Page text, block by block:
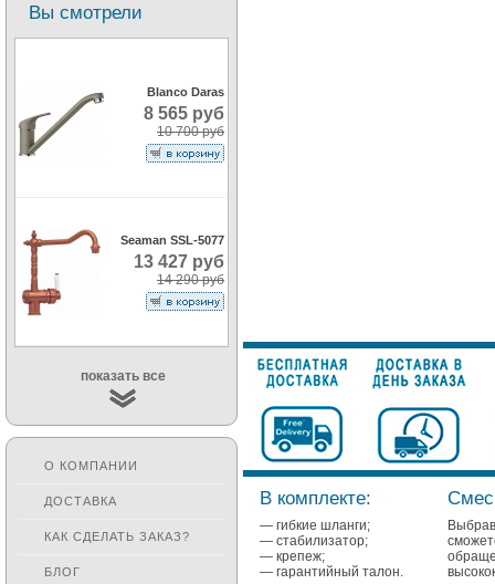
В комплекте:
— гибкие шланги;
— стабилизатор;
— крепеж;
— гарантийный талон.
Вы смотрели
Blanco Daras
8 565 руб
10 700 руб
Seaman SSL-5077
13 427 руб
14 290 руб
показать все
О КОМПАНИИ
ДОСТАВКА
КАК СДЕЛАТЬ ЗАКАЗ?
БЛОГ